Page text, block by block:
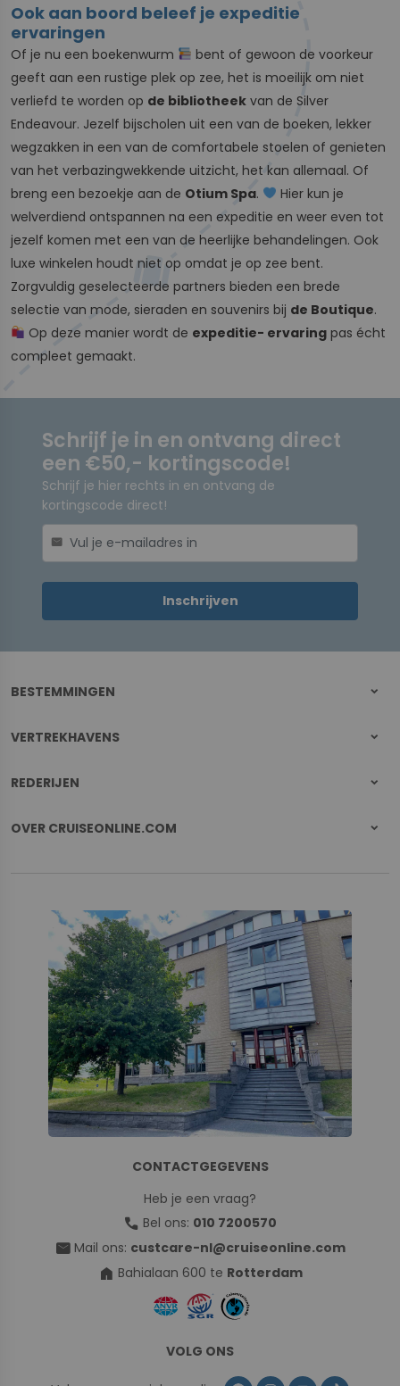
Ook aan boord beleef je expeditie
ervaringen
Of je nu een boekenwurm
bent of gewoon de voorkeur
geeft aan een rustige plek op zee, het is moeilijk om niet
verliefd te worden op de bibliotheek van de Silver
Endeavour. Jezelf bijscholen uit een van de boeken, lekker
wegzakken in een van de comfortabele stoelen of genieten
van het verbazingwekkende uitzicht, het kan allemaal. Of
breng een bezoekje aan de Otium Spa.
Hier kun je
welverdiend ontspannen na een expeditie en weer even tot
jezelf komen met een van de heerlijke behandelingen. Ook
luxe winkelen houdt niet op omdat je op zee bent.
Zorgvuldig geselecteerde partners bieden een brede
selectie van mode, sieraden en souvenirs bij de Boutique.
Op deze manier wordt de expeditie- ervaring pas écht
compleet gemaakt.
Schrijf je in en ontvang direct
een €50,- kortingscode!
Schrijf je hier rechts in en ontvang de
kortingscode direct!
mail
Inschrijven
BESTEMMINGEN
VERTREKHAVENS
REDERIJEN
OVER CRUISEONLINE.COM
CONTACTGEGEVENS
Heb je een vraag?
call Bel ons: 010 7200570
mail Mail ons: custcare-nl@cruiseonline.com
home Bahialaan 600 te Rotterdam
VOLG ONS